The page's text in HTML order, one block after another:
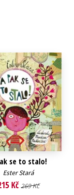
se to stalo!
Ester Stará
Kč 269 Kč